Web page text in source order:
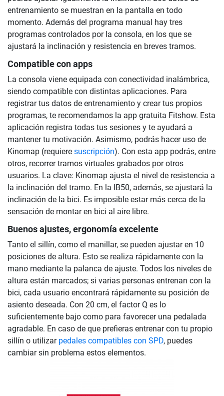
entrenamiento se muestran en la pantalla en todo
momento. Además del programa manual hay tres
programas controlados por la consola, en los que se
ajustará la inclinación y resistencia en breves tramos.
Compatible con apps
La consola viene equipada con conectividad inalámbrica,
siendo compatible con distintas aplicaciones. Para
registrar tus datos de entrenamiento y crear tus propios
programas, te recomendamos la app gratuita Fitshow. Esta
aplicación registra todas tus sesiones y te ayudará a
mantener tu motivación. Asimismo, podrás hacer uso de
Kinomap (requiere suscripción). Con esta app podrás, entre
otros, recorrer tramos virtuales grabados por otros
usuarios. La clave: Kinomap ajusta el nivel de resistencia a
la inclinación del tramo. En la IB50, además, se ajustará la
inclinación de la bici. Es imposible estar más cerca de la
sensación de montar en bici al aire libre.
Buenos ajustes, ergonomía excelente
Tanto el sillín, como el manillar, se pueden ajustar en 10
posiciones de altura. Esto se realiza rápidamente con la
mano mediante la palanca de ajuste. Todos los niveles de
altura están marcados; si varias personas entrenan con la
bici, cada usuario encontrará rápidamente su posición de
asiento deseada. Con 20 cm, el factor Q es lo
suficientemente bajo como para favorecer una pedalada
agradable. En caso de que prefieras entrenar con tu propio
sillín o utilizar pedales compatibles con SPD, puedes
cambiar sin problema estos elementos.